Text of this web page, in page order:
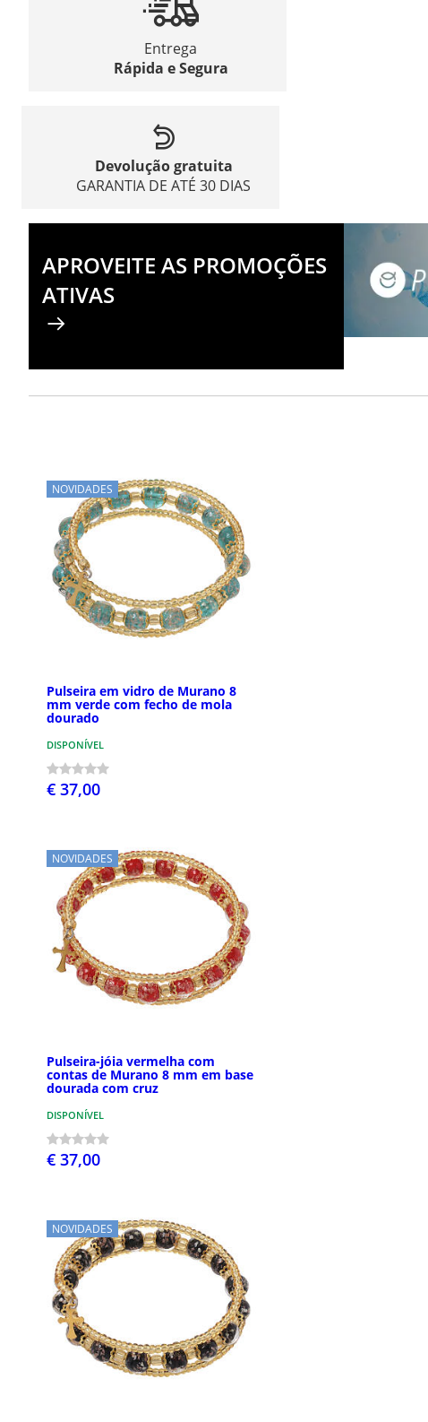
Entrega
Rápida e Segura
Devolução gratuita
GARANTIA DE ATÉ 30 DIAS
APROVEITE AS PROMOÇÕES
ATIVAS
NOVIDADES
Pulseira em vidro de Murano 8
mm verde com fecho de mola
dourado
DISPONÍVEL
€ 37,00
NOVIDADES
Pulseira-jóia vermelha com
contas de Murano 8 mm em base
dourada com cruz
DISPONÍVEL
€ 37,00
NOVIDADES